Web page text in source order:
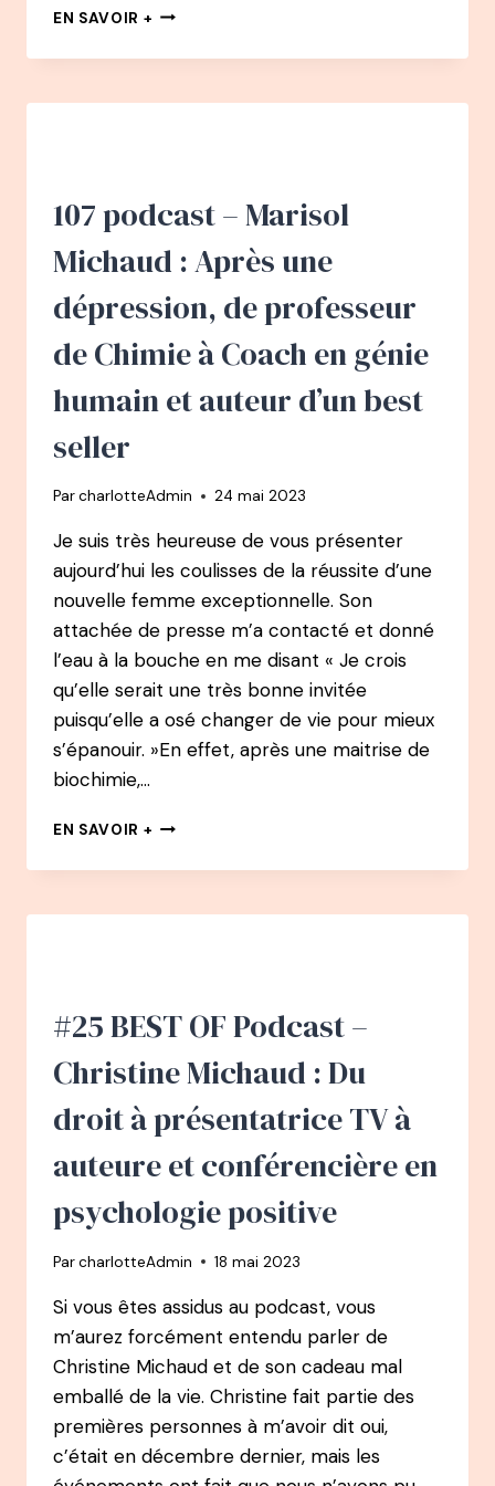
EN SAVOIR + #3
OF
–
LA
PRODUCTION
DE
À
SPÉCIALISTE
DE
«SORTIE
AUTEUR,
107 podcast – Marisol
Michaud : Après une
dépression, de professeur
de Chimie à Coach en génie
humain et auteur d’un best
seller
ParcharlotteAdmin 24 mai 2023
Je suis très heureuse de vous présenter
aujourd’hui les coulisses de la réussite d’une
nouvelle femme exceptionnelle. Son
attachée de presse m’a contacté et donné
l’eau à la bouche en me disant « Je crois
qu’elle serait une très bonne invitée
puisqu’elle a osé changer de vie pour mieux
s’épanouir. »En effet, après une maitrise de
biochimie,…
EN SAVOIR + 107
–
MICHAUD
DE
DE
CHIMIE
À
EN
HUMAIN
AUTEUR
BEST
SELLER
#25 BEST OF Podcast –
Christine Michaud : Du
droit à présentatrice TV à
auteure et conférencière en
psychologie positive
ParcharlotteAdmin 18 mai 2023
Si vous êtes assidus au podcast, vous
m’aurez forcément entendu parler de
Christine Michaud et de son cadeau mal
emballé de la vie. Christine fait partie des
premières personnes à m’avoir dit oui,
c’était en décembre dernier, mais les